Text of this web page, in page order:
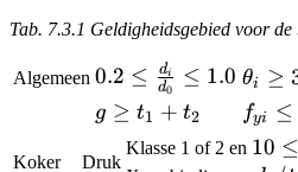
Tab. 7.3.1 Geldigheidsgebied voor
Algemeen 0.2 \le
\frac{d_i}
{d_0} \le
1.0
0.2 ≤ d0
di ≤ 1.0
\ge
θi ≥
g \ge
t_1+t_2
g ≥ t1 + t2
f_{yi}
\le
f_{y0}
fyi ≤
Koker Druk
Klasse 1 of 2 en 10
10 ≤